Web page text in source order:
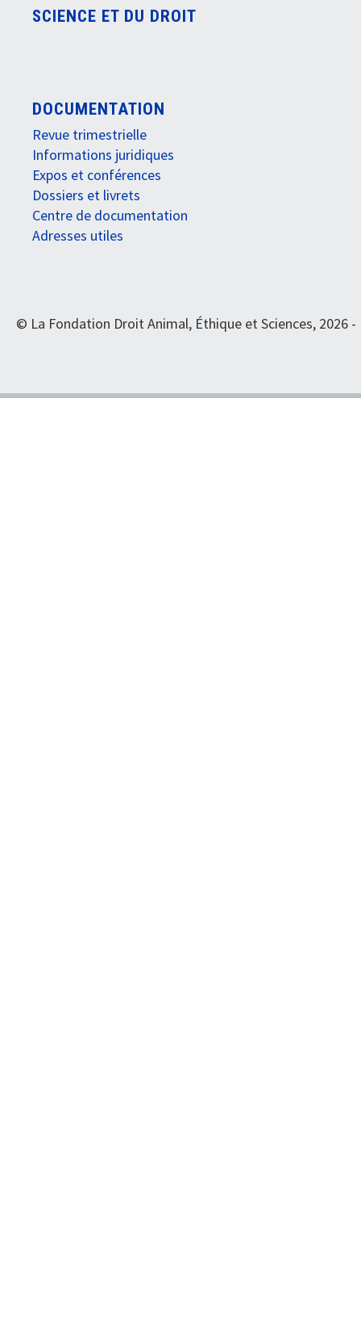
SCIENCE ET DU DROIT
DOCUMENTATION
Revue trimestrielle
Informations juridiques
Expos et conférences
Dossiers et livrets
Centre de documentation
Adresses utiles
© La Fondation Droit Animal, Éthique et Sciences, 2026 -